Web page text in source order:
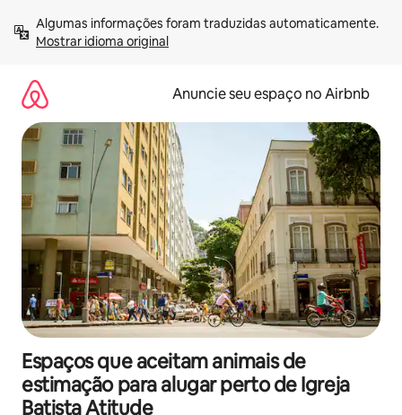
para
Mostrar idioma original
Anuncie seu espaço no Airbnb
Espaços que aceitam animais de
estimação para alugar perto de Igreja
Batista Atitude